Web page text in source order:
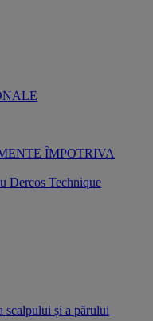
ÎMPOTRIVA
Dercos Technique